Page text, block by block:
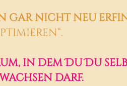
gar nicht neu
in dem Du Du
darf.